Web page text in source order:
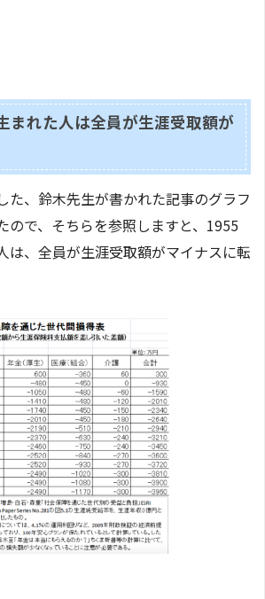
まれた人は全員が生涯受取額が
た、鈴木先生が書かれた記事のグラフ
ので、そちらを参照しますと、1955
は、全員が生涯受取額がマイナスに転